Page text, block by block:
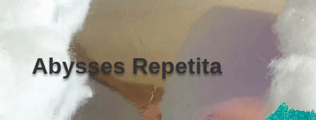
Abysses Repetita